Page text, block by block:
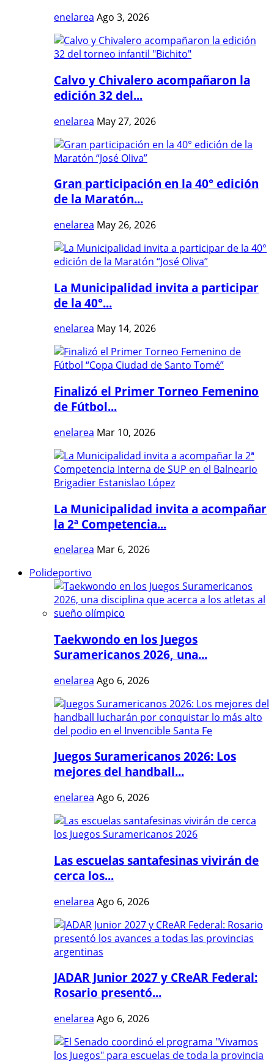
enelarea Ago 3, 2026
Calvo y Chivalero acompañaron la
edición 32 del...
enelarea May 27, 2026
Gran participación en la 40° edición
de la Maratón...
enelarea May 26, 2026
La Municipalidad invita a participar
de la 40°...
enelarea May 14, 2026
Finalizó el Primer Torneo Femenino
de Fútbol...
enelarea Mar 10, 2026
La Municipalidad invita a acompañar
la 2ª Competencia...
enelarea Mar 6, 2026
Polideportivo
Taekwondo en los Juegos
Suramericanos 2026, una...
enelarea Ago 6, 2026
Juegos Suramericanos 2026: Los
mejores del handball...
enelarea Ago 6, 2026
Las escuelas santafesinas vivirán de
cerca los...
enelarea Ago 6, 2026
JADAR Junior 2027 y CReAR Federal:
Rosario presentó...
enelarea Ago 6, 2026